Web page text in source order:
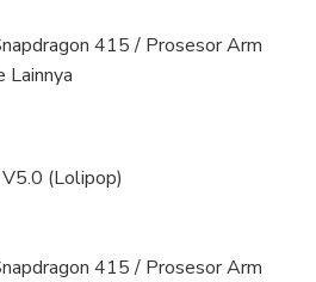
415 / Prosesor Arm
Lainnya
(Lolipop)
415 / Prosesor Arm